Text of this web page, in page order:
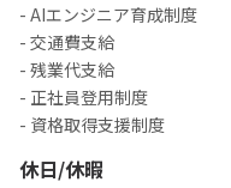
- AIエンジニア育成制度
- 交通費支給
- 残業代支給
- 正社員登用制度
- 資格取得支援制度
休日/休暇